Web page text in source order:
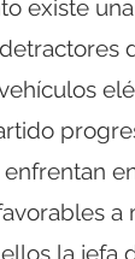
existe
enfrentan
a
la jefa